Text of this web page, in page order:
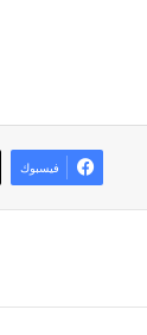
فيسبوك